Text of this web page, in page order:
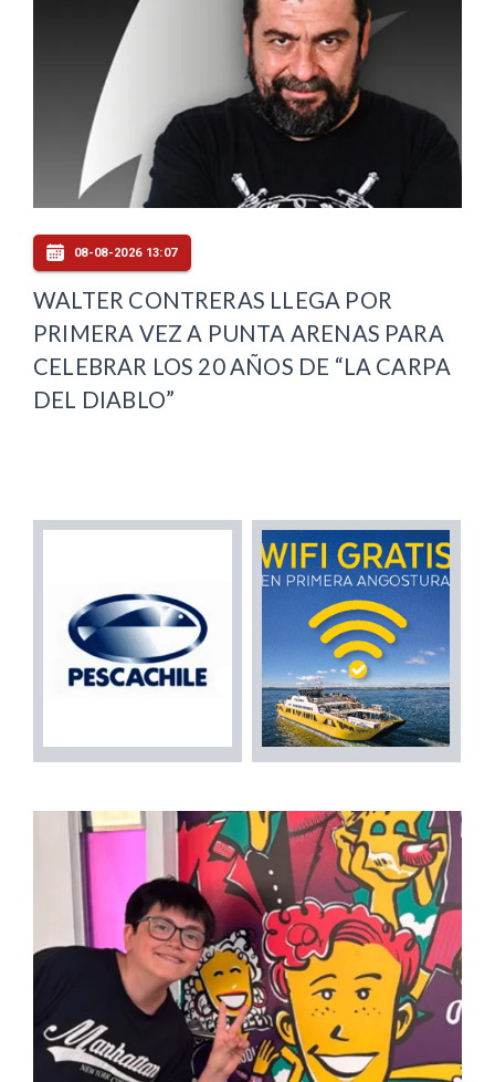
08-08-2026 13:07
WALTER CONTRERAS LLEGA POR
PRIMERA VEZ A PUNTA ARENAS PARA
CELEBRAR LOS 20 AÑOS DE “LA CARPA
DEL DIABLO”